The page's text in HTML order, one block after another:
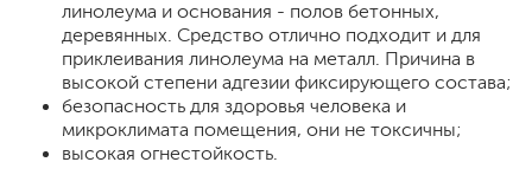
линолеума и основания - полов бетонных,
деревянных. Средство отлично подходит и для
приклеивания линолеума на металл. Причина в
высокой степени адгезии фиксирующего состава;
безопасность для здоровья человека и
микроклимата помещения, они не токсичны;
высокая огнестойкость.